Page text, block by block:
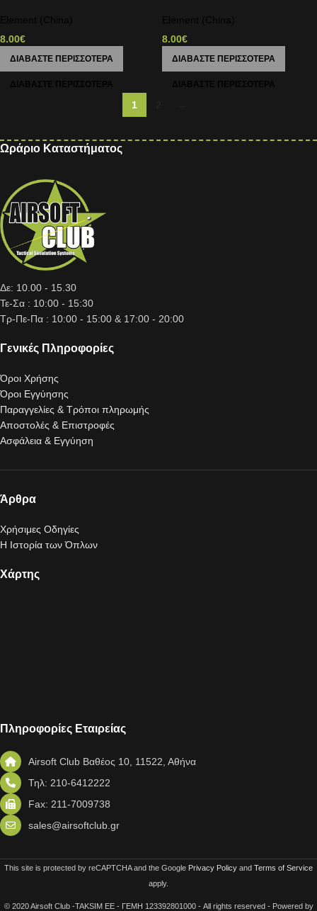
8.00€
ΔΙΑΒΆΣΤΕ ΠΕΡΙΣΣΌΤΕΡΑ
8.00€
ΔΙΑΒΆΣΤΕ ΠΕΡΙΣΣΌΤΕΡΑ
1
Ωράριο Καταστήματος
Δε: 10.00 - 15.30
Τε-Σα : 10:00 - 15:30
Τρ-Πε-Πα : 10:00 - 15:00 & 17:00 - 20:00
Γενικές Πληροφορίες
Όροι Χρήσης
Όροι Εγγύησης
Παραγγελίες & Τρόποι πληρωμής
Αποστολές & Επιστροφές
Ασφάλεια & Εγγύηση
Άρθρα
Χρήσιμες Οδηγίες
Η Ιστορία των Όπλων
Χάρτης
Πληροφορίες Εταιρείας
Airsoft Club Βαθέος 10, 11522, Αθήνα
Τηλ: 210-6412222
Fax: 211-7009738
sales@airsoftclub.gr
This site is protected by reCAPTCHA and the Google Privacy Policy and Terms of Service
apply.
© 2020 Airsoft Club -TAKSIM EE - ΓΕΜΗ 123392801000 - All rights reserved - Powered by